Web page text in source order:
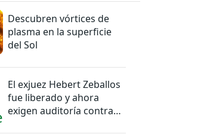
Descubren vórtices de
plasma en la superficie
del Sol
El exjuez Hebert Zeballos
fue liberado y ahora
exigen auditoría contra